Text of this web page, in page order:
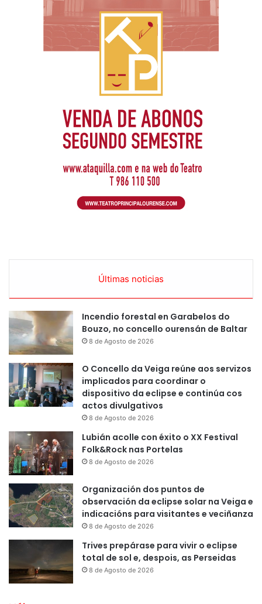
Últimas noticias
Incendio forestal en Garabelos do
Bouzo, no concello ourensán de Baltar
8 de Agosto de 2026
O Concello da Veiga reúne aos servizos
implicados para coordinar o
dispositivo da eclipse e continúa cos
actos divulgativos
8 de Agosto de 2026
Lubián acolle con éxito o XX Festival
Folk&Rock nas Portelas
8 de Agosto de 2026
Organización dos puntos de
observación da eclipse solar na Veiga e
indicacións para visitantes e veciñanza
8 de Agosto de 2026
Trives prepárase para vivir o eclipse
total de sol e, despois, as Perseidas
8 de Agosto de 2026